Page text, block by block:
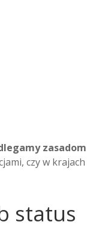
zasadom
czy w krajach
status